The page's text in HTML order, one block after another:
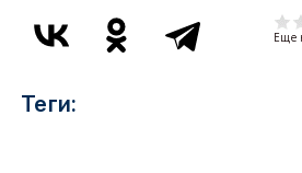
Еще
Теги: